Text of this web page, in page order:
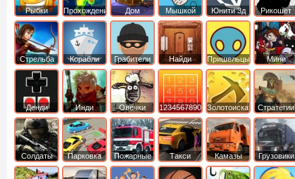
Рыбки Прохождение Дом Мышкой Юнити 3д Рикошет
Cтрельба
из лука
Корабли Грабители
Найди
выход
Пришельцы Мини
Денди Инди
Овечки
идут домой
1234567890 ЗолотоискательСтратегии
Солдаты
Парковка
машин
Пожарные
машины
Такси Камазы Грузовики